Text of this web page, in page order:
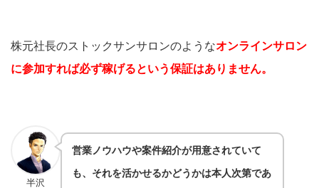
株元社長のストックサンサロンのようなオンラインサロン
に参加すれば必ず稼げるという保証はありません。
半沢
営業ノウハウや案件紹介が用意されていて
も、それを活かせるかどうかは本人次第であ